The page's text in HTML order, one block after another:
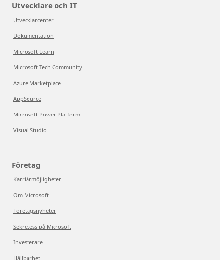
Utvecklare och IT
Utvecklarcenter
Dokumentation
Microsoft Learn
Microsoft Tech Community
Azure Marketplace
AppSource
Microsoft Power Platform
Visual Studio
Företag
Karriärmöjligheter
Om Microsoft
Företagsnyheter
Sekretess på Microsoft
Investerare
Hållbarhet